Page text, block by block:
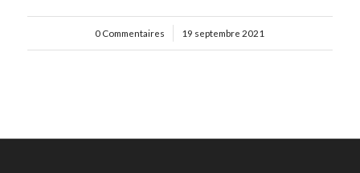
0 Commentaires
/ 19 septembre 2021